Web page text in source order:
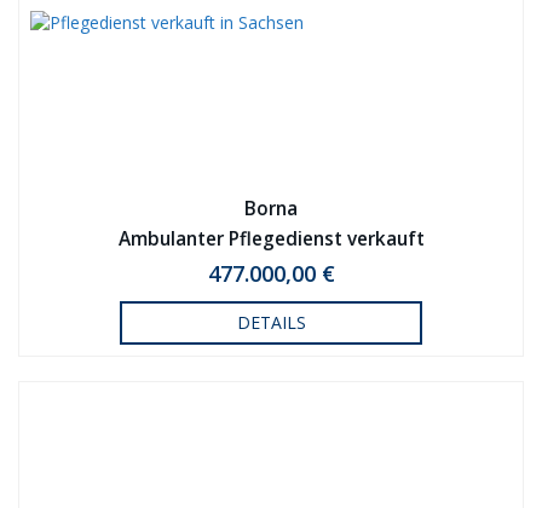
Borna
Ambulanter Pflegedienst verkauft
477.000,00 €
DETAILS